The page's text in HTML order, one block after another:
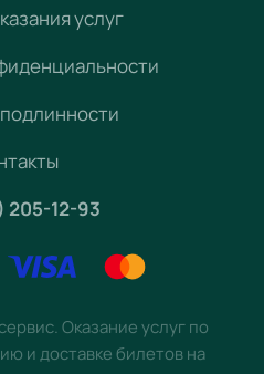
услуг
205-12-93
Оказание услуг по
и доставке билетов на